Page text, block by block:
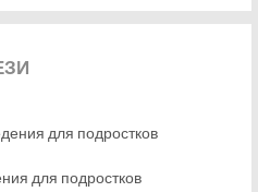
для подростков
для подростков